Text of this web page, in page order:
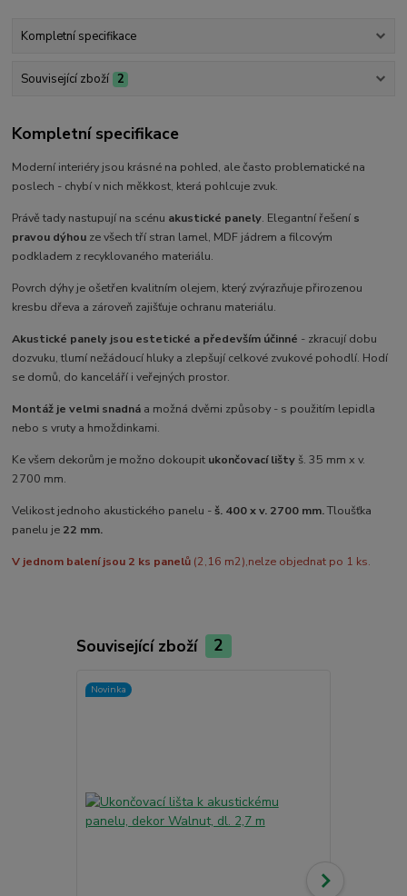
Kompletní specifikace
Související zboží 2
Kompletní specifikace
Moderní interiéry jsou krásné na pohled, ale často problematické na
poslech - chybí v nich měkkost, která pohlcuje zvuk.
Právě tady nastupují na scénu akustické panely. Elegantní řešení s
pravou dýhou ze všech tří stran lamel, MDF jádrem a filcovým
podkladem z recyklovaného materiálu.
Povrch dýhy je ošetřen kvalitním olejem, který zvýrazňuje přirozenou
kresbu dřeva a zároveň zajišťuje ochranu materiálu.
Akustické panely jsou estetické a především účinné - zkracují dobu
dozvuku, tlumí nežádoucí hluky a zlepšují celkové zvukové pohodlí. Hodí
se domů, do kanceláří i veřejných prostor.
Montáž je velmi snadná a možná dvěmi způsoby - s použitím lepidla
nebo s vruty a hmoždinkami.
Ke všem dekorům je možno dokoupit ukončovací lišty š. 35 mm x v.
2700 mm.
Velikost jednoho akustického panelu -š. 400 x v. 2700 mm.Tloušťka
panelu je 22 mm.
V jednom balení jsou 2 ks panelů (2,16 m2),nelze objednat po 1 ks.
Související zboží 2
Novinka